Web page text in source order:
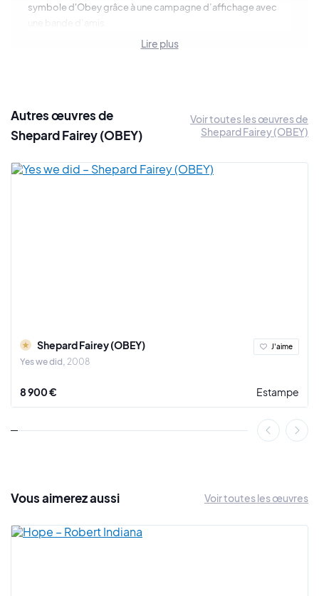
symbole d'Obey grâce à une campagne d’affichage avec
une bande d’amis.
Son art devient mondialement connu grâce à son poster
5 choses à savoir sur Shepard Fairey
Lire plus
Autres œuvres de
Shepard Fairey (OBEY)
Voir toutes les œuvres de
Shepard Fairey (OBEY)
Shepard Fairey (OBEY)
Yes we did 2008
J'aime
8 900 € Estampe
Vousaimerezaussi Voir toutes les œuvres